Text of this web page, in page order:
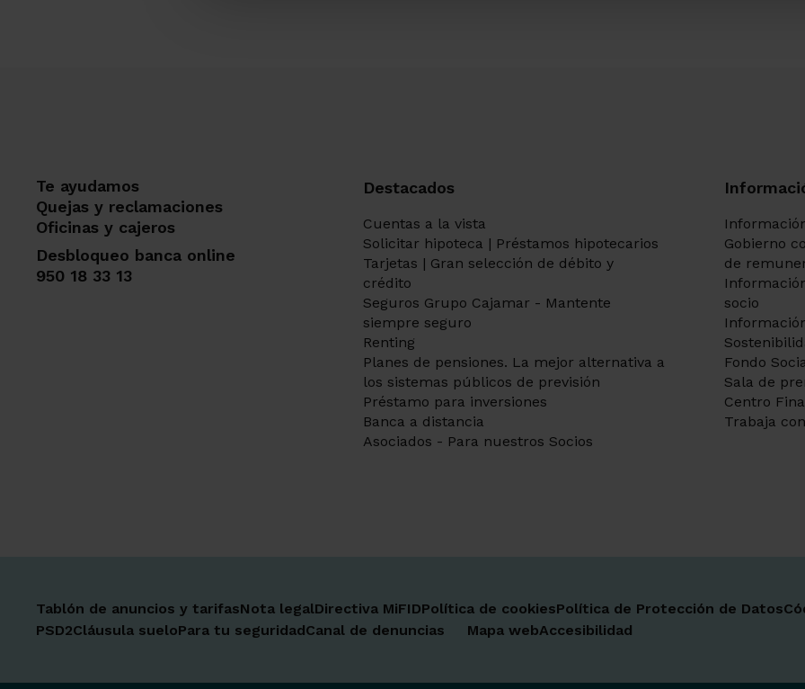
Te ayudamos
Quejas y reclamaciones
Oficinas y cajeros
Desbloqueo banca online
950 18 33 13
Destacados
Cuentas a la vista
Solicitar hipoteca | Préstamos hipotecarios
Tarjetas | Gran selección de débito y
crédito
Seguros Grupo Cajamar - Mantente
siempre seguro
Renting
Planes de pensiones. La mejor alternativa a
los sistemas públicos de previsión
Préstamo para inversiones
Banca a distancia
Asociados - Para nuestros Socios
Gobierno
de
socio
Fondo
Sala de
Centro
Trabaja
Tablón de anuncios y tarifasNota legalDirectiva MiFIDPolítica de cookiesPolítica de Protección de Datos
PSD2Cláusula sueloPara tu seguridadCanal de denuncias Mapa webAccesibilidad